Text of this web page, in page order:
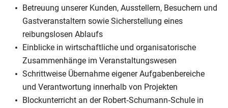
Betreuung unserer Kunden, Ausstellern, Besuchern und
Gastveranstaltern sowie Sicherstellung eines
reibungslosen Ablaufs
Einblicke in wirtschaftliche und organisatorische
Zusammenhänge im Veranstaltungswesen
Schrittweise Übernahme eigener Aufgabenbereiche
und Verantwortung innerhalb von Projekten
Blockunterricht an der Robert‑Schumann‑Schule in